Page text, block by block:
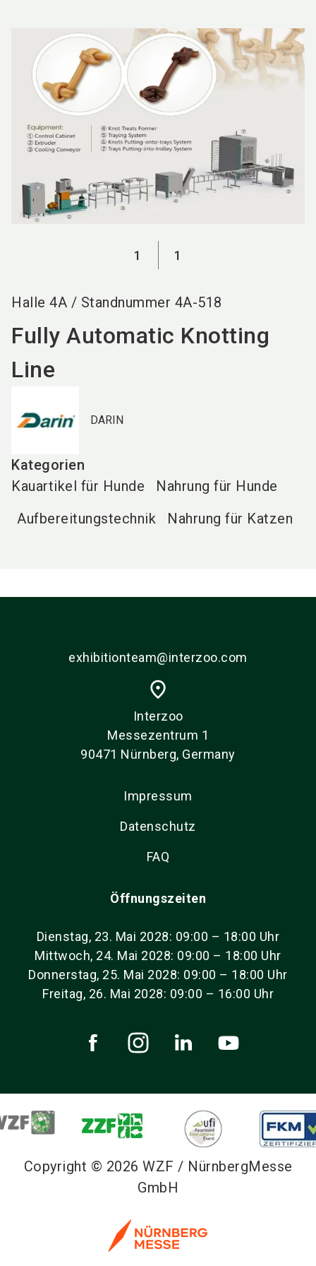
search
1 1
Halle 4A / Standnummer 4A-518
Fully Automatic Knotting
Line
DARIN
Kategorien
Kauartikel für Hunde
Nahrung für Hunde
Aufbereitungstechnik
Nahrung für Katzen
exhibitionteam@interzoo.com
place
Interzoo
Messezentrum 1
90471 Nürnberg, Germany
Impressum
Datenschutz
FAQ
Öffnungszeiten
Dienstag, 23. Mai 2028: 09:00 – 18:00 Uhr
Mittwoch, 24. Mai 2028: 09:00 – 18:00 Uhr
Donnerstag, 25. Mai 2028: 09:00 – 18:00 Uhr
Freitag, 26. Mai 2028: 09:00 – 16:00 Uhr
Copyright © 2026 WZF / NürnbergMesse
GmbH